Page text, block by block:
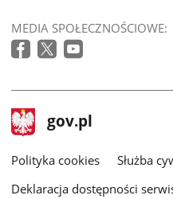
MEDIA SPOŁECZNOŚCIOWE:
stopka
gov.pl Strona
gov.pl
gov.pl
Polityka cookies Służba
Deklaracja dostępności